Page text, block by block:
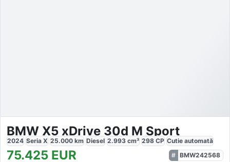
BMW X5 xDrive 30d M Sport
2024 Seria X 25.000 km Diesel 2.993 cm³ 298 CP Cutie automată
75.425 EUR BMW242568